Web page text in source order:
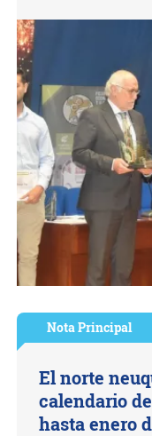
Nota Principal
El norte
calendario
hasta enero